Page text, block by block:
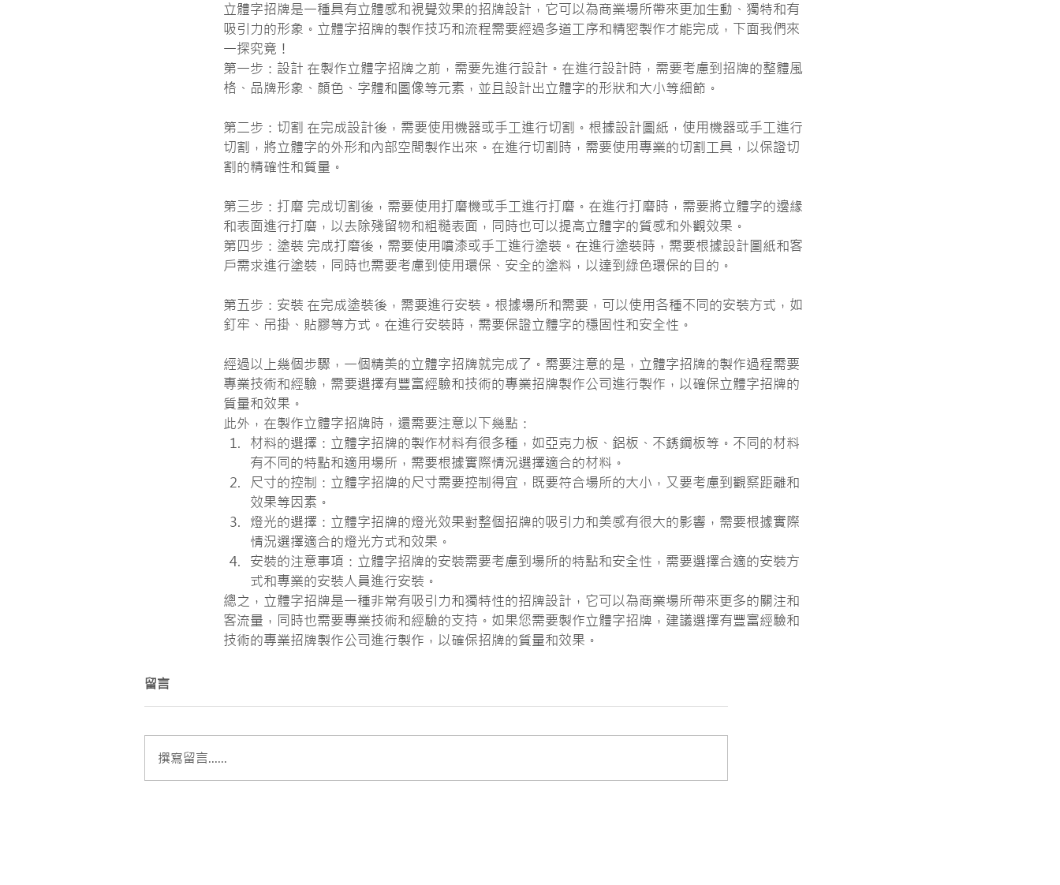
立體字招牌是一種具有立體感和視覺效果的招牌設計，它可以為商業場所帶來更加生動、獨特和有
吸引力的形象。立體字招牌的製作技巧和流程需要經過多道工序和精密製作才能完成，下面我們來
一探究竟！
第一步：設計 在製作立體字招牌之前，需要先進行設計。在進行設計時，需要考慮到招牌的整體風
格、品牌形象、顏色、字體和圖像等元素，並且設計出立體字的形狀和大小等細節。
第二步：切割 在完成設計後，需要使用機器或手工進行切割。根據設計圖紙，使用機器或手工進行
切割，將立體字的外形和內部空間製作出來。在進行切割時，需要使用專業的切割工具，以保證切
割的精確性和質量。
第三步：打磨 完成切割後，需要使用打磨機或手工進行打磨。在進行打磨時，需要將立體字的邊緣
和表面進行打磨，以去除殘留物和粗糙表面，同時也可以提高立體字的質感和外觀效果。
第四步：塗裝 完成打磨後，需要使用噴漆或手工進行塗裝。在進行塗裝時，需要根據設計圖紙和客
戶需求進行塗裝，同時也需要考慮到使用環保、安全的塗料，以達到綠色環保的目的。
第五步：安裝 在完成塗裝後，需要進行安裝。根據場所和需要，可以使用各種不同的安裝方式，如
釘牢、吊掛、貼膠等方式。在進行安裝時，需要保證立體字的穩固性和安全性。
經過以上幾個步驟，一個精美的立體字招牌就完成了。需要注意的是，立體字招牌的製作過程需要
專業技術和經驗，需要選擇有豐富經驗和技術的專業招牌製作公司進行製作，以確保立體字招牌的
質量和效果。
此外，在製作立體字招牌時，還需要注意以下幾點：
材料的選擇：立體字招牌的製作材料有很多種，如亞克力板、鋁板、不銹鋼板等。不同的材料
有不同的特點和適用場所，需要根據實際情況選擇適合的材料。
尺寸的控制：立體字招牌的尺寸需要控制得宜，既要符合場所的大小，又要考慮到觀察距離和
效果等因素。
燈光的選擇：立體字招牌的燈光效果對整個招牌的吸引力和美感有很大的影響，需要根據實際
情況選擇適合的燈光方式和效果。
安裝的注意事項：立體字招牌的安裝需要考慮到場所的特點和安全性，需要選擇合適的安裝方
式和專業的安裝人員進行安裝。
總之，立體字招牌是一種非常有吸引力和獨特性的招牌設計，它可以為商業場所帶來更多的關注和
客流量，同時也需要專業技術和經驗的支持。如果您需要製作立體字招牌，建議選擇有豐富經驗和
技術的專業招牌製作公司進行製作，以確保招牌的質量和效果。
留言
撰寫留言......